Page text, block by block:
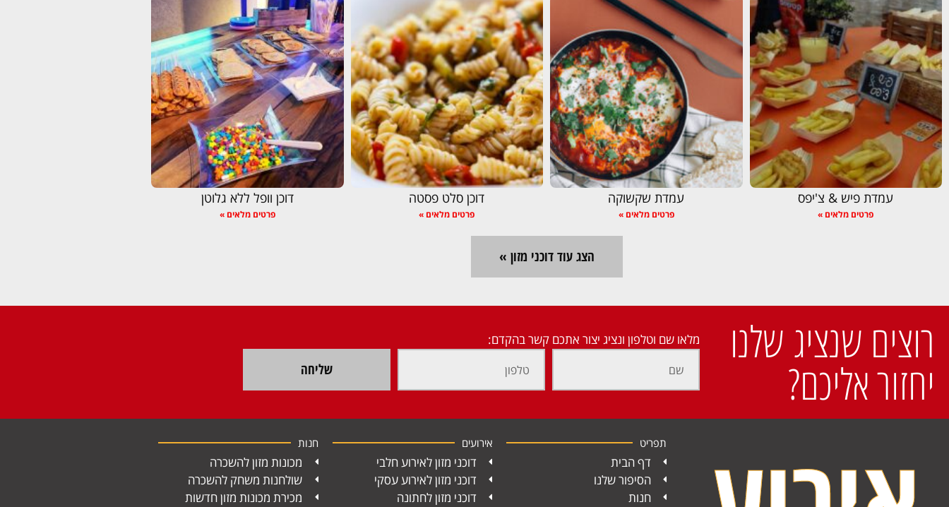
עמדת פיש & צ'יפס
פרטים מלאים »
עמדת שקשוקה
פרטים מלאים »
דוכן סלט פסטה
פרטים מלאים »
דוכן וופל ללא גלוטן
פרטים מלאים »
הצג עוד דוכני מזון »
רוצים שנציג שלנו
יחזור אליכם?
מלאו שם וטלפון ונציג יצור אתכם קשר בהקדם:
שליחה
תפריט
דף הבית
הסיפור שלנו
חנות
אירועים
דוכני מזון לאירוע חלבי
דוכני מזון לאירוע עסקי
דוכני מזון לחתונה
חנות
מכונות מזון להשכרה
שולחנות משחק להשכרה
מכירת מכונות מזון חדשות